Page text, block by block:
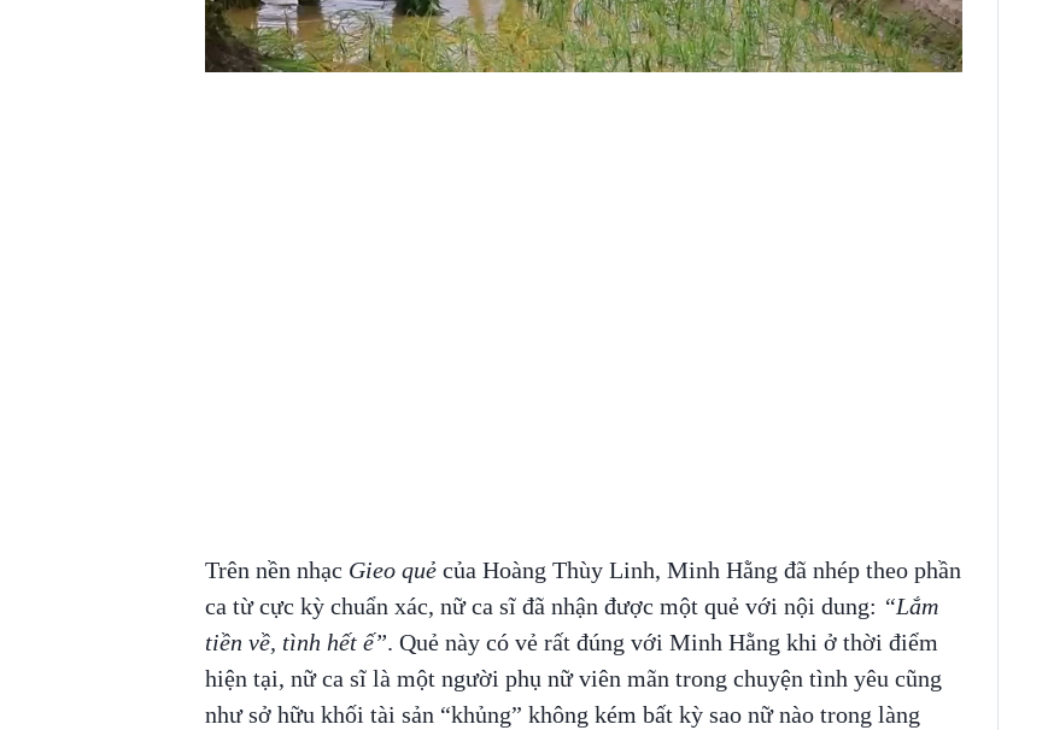
Trên nền nhạc Gieo quẻ của Hoàng Thùy Linh, Minh Hằng đã nhép theo phần
ca từ cực kỳ chuẩn xác, nữ ca sĩ đã nhận được một quẻ với nội dung: “Lắm
tiền về, tình hết ế”. Quẻ này có vẻ rất đúng với Minh Hằng khi ở thời điểm
hiện tại, nữ ca sĩ là một người phụ nữ viên mãn trong chuyện tình yêu cũng
như sở hữu khối tài sản “khủng” không kém bất kỳ sao nữ nào trong làng